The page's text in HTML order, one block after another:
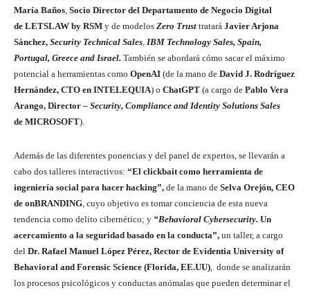
María Baños Socio Director del Departamento de Negocio Digital
de LETSLAW by RSM y de modelos Zero Trust tratará Javier Arjona
Sánchez, Security Technical Sales IBM Technology Sales, Spain,
Portugal, Greece and Israel. También se abordará cómo sacar el máximo
potencial a herramientas como OpenAI (de la mano de David J. Rodríguez
Hernández, CTO en INTELEQUIA) o ChatGPT (a cargo de Pablo Vera
Arango, Director– Security, Compliance and Identity Solutions Sales
de MICROSOFT).
Además de las diferentes ponencias y del panel de expertos, se llevarán a
cabo dos talleres interactivos: “El clickbait como herramienta de
ingeniería social para hacer hacking”, de la mano de Selva Orejón, CEO
de onBRANDING , cuyo objetivo es tomar conciencia de esta nueva
tendencia como delito cibernético; y “Behavioral Cybersecurity. Un
acercamiento a la seguridad basado en la conducta”, un taller, a cargo
del Dr. Rafael Manuel López Pérez, Rector de Evidentia University of
Behavioral and Forensic Science (Florida, EE.UU) , donde se analizarán
los procesos psicológicos y conductas anómalas que pueden determinar el